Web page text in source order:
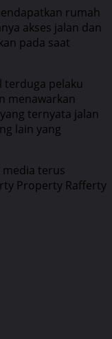
rumah
akses jalan dan
pada saat
terduga pelaku
menawarkan
ternyata jalan
lain yang
terus
Property Rafferty